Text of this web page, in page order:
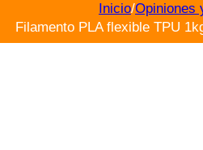
Inicio/Opiniones
Filamento PLA flexible TPU